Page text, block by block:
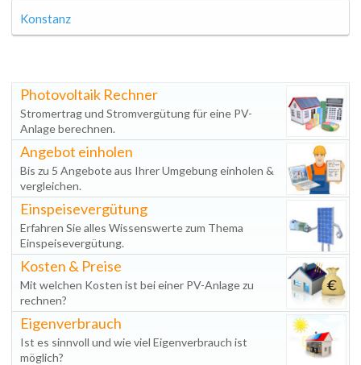
Konstanz
Photovoltaik Rechner
Stromertrag und Stromvergütung für eine PV-
Anlage berechnen.
Angebot einholen
Bis zu 5 Angebote aus Ihrer Umgebung einholen &
vergleichen.
Einspeisevergütung
Erfahren Sie alles Wissenswerte zum Thema
Einspeisevergütung.
Kosten & Preise
Mit welchen Kosten ist bei einer PV-Anlage zu
rechnen?
Eigenverbrauch
Ist es sinnvoll und wie viel Eigenverbrauch ist
möglich?